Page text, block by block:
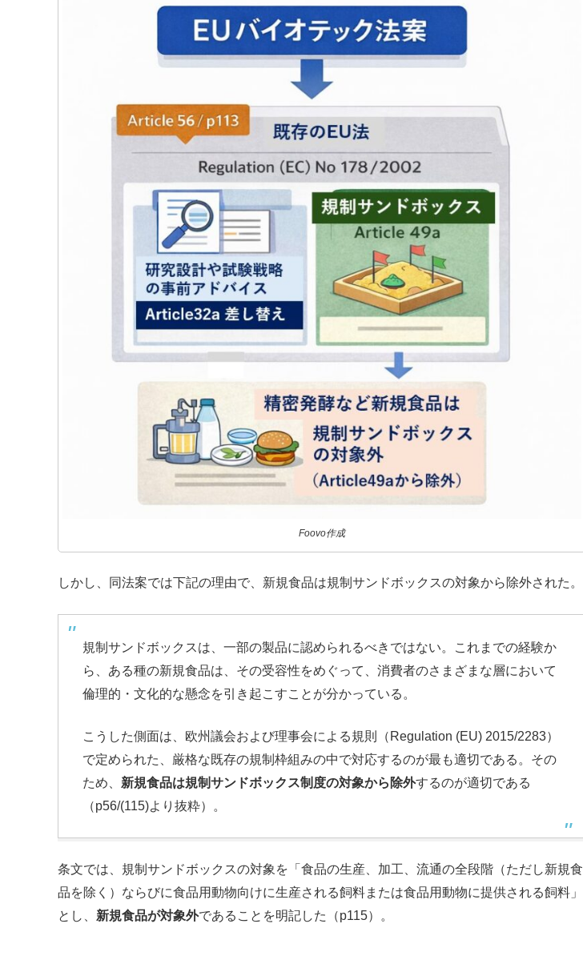
Foovo作成
しかし、同法案では下記の理由で、新規食品は規制サンドボックスの対象から除外された。
規制サンドボックスは、一部の製品に認められるべきではない。これまでの経験か
ら、ある種の新規食品は、その受容性をめぐって、消費者のさまざまな層において
倫理的・文化的な懸念を引き起こすことが分かっている。
こうした側面は、欧州議会および理事会による規則（Regulation (EU) 2015/2283）
で定められた、厳格な既存の規制枠組みの中で対応するのが最も適切である。その
ため、 新規食品は規制サンドボックス制度の対象から除外するのが適切である
（p56/(115)より抜粋）。
条文では、規制サンドボックスの対象を「食品の生産、加工、流通の全段階（ただし新規食
品を除く）ならびに食品用動物向けに生産される飼料または食品用動物に提供される飼料」
とし、 新規食品が対象外であることを明記した（p115）。